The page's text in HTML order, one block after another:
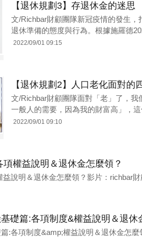
【退休規劃3】存退休金的迷思
文/Richbar財顧團隊新冠疫情的發生
退休準備的態度與行為。根據施羅德
2022/09/01 09:15
【退休規劃2】人口老化面對的
文/Richbar財顧團隊面對「老」了，
一般人的需要，因為我的財富高」，
2022/09/01 09:10
權益說明＆退休金怎麼領？
說明＆退休金怎麼領？影片：richbar財
礎篇:各項制度&權益說明＆退休
:各項制度&amp;權益說明＆退休金怎